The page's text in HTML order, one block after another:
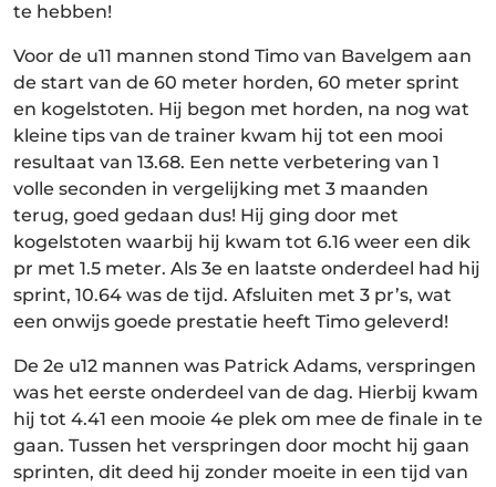
te hebben!
Voor de u11 mannen stond Timo van Bavelgem aan
de start van de 60 meter horden, 60 meter sprint
en kogelstoten. Hij begon met horden, na nog wat
kleine tips van de trainer kwam hij tot een mooi
resultaat van 13.68. Een nette verbetering van 1
volle seconden in vergelijking met 3 maanden
terug, goed gedaan dus! Hij ging door met
kogelstoten waarbij hij kwam tot 6.16 weer een dik
pr met 1.5 meter. Als 3e en laatste onderdeel had hij
sprint, 10.64 was de tijd. Afsluiten met 3 pr’s, wat
een onwijs goede prestatie heeft Timo geleverd!
De 2e u12 mannen was Patrick Adams, verspringen
was het eerste onderdeel van de dag. Hierbij kwam
hij tot 4.41 een mooie 4e plek om mee de finale in te
gaan. Tussen het verspringen door mocht hij gaan
sprinten, dit deed hij zonder moeite in een tijd van